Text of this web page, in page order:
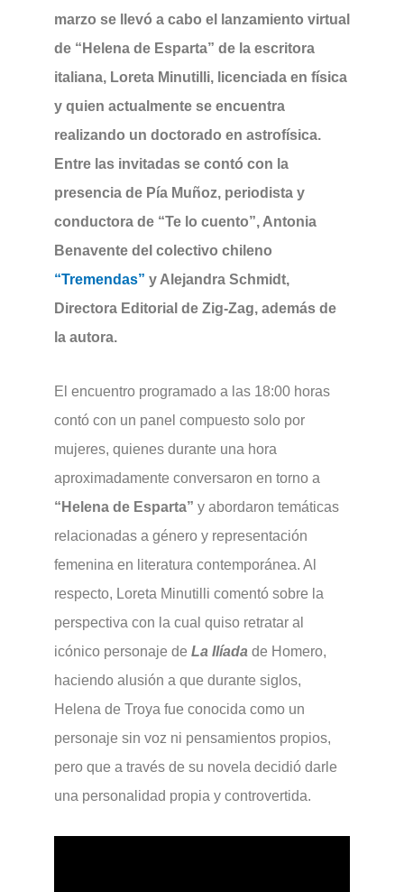
marzo se llevó a cabo el lanzamiento virtual
de “Helena de Esparta” de la escritora
italiana, Loreta Minutilli, licenciada en física
y quien actualmente se encuentra
realizando un doctorado en astrofísica.
Entre las invitadas se contó con la
presencia de Pía Muñoz, periodista y
conductora de “Te lo cuento”, Antonia
Benavente del colectivo chileno
“Tremendas” y Alejandra Schmidt,
Directora Editorial de Zig-Zag, además de
la autora.
El encuentro programado a las 18:00 horas
contó con un panel compuesto solo por
mujeres, quienes durante una hora
aproximadamente conversaron en torno a
“Helena de Esparta” y abordaron temáticas
relacionadas a género y representación
femenina en literatura contemporánea. Al
respecto, Loreta Minutilli comentó sobre la
perspectiva con la cual quiso retratar al
icónico personaje de La Ilíada de Homero,
haciendo alusión a que durante siglos,
Helena de Troya fue conocida como un
personaje sin voz ni pensamientos propios,
pero que a través de su novela decidió darle
una personalidad propia y controvertida.